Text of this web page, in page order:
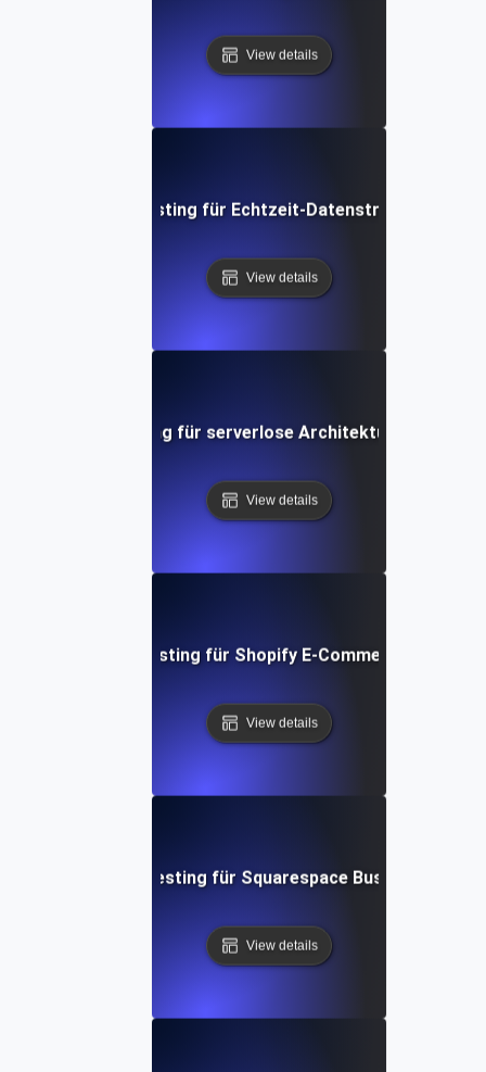
View details
Performance Testing für Echtzeit-
View details
Testing für serverlose Architekturen in AWS
View details
Performance Testing für Shopify E-Commerce
View details
Performance Testing für Squarespace Business-
View details